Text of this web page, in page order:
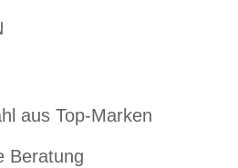
aus Top-Marken
Beratung